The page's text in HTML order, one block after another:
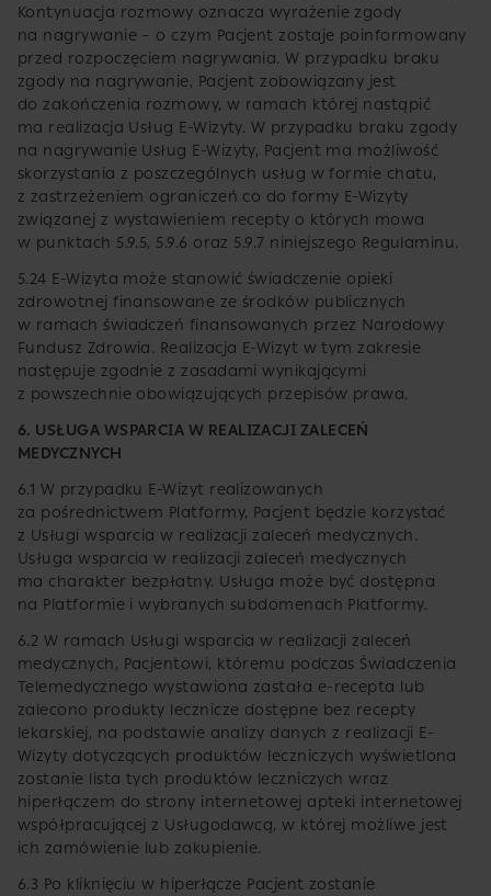
Kontynuacja rozmowy oznacza wyrażenie zgody
na nagrywanie – o czym Pacjent zostaje poinformowany
przed rozpoczęciem nagrywania. W przypadku braku
zgody na nagrywanie, Pacjent zobowiązany jest
do zakończenia rozmowy, w ramach której nastąpić
ma realizacja Usług E-Wizyty. W przypadku braku zgody
na nagrywanie Usług E-Wizyty, Pacjent ma możliwość
skorzystania z poszczególnych usług w formie chatu,
z zastrzeżeniem ograniczeń co do formy E-Wizyty
związanej z wystawieniem recepty o których mowa
w punktach 5.9.5, 5.9.6 oraz 5.9.7 niniejszego Regulaminu.
5.24 E-Wizyta może stanowić świadczenie opieki
zdrowotnej finansowane ze środków publicznych
w ramach świadczeń finansowanych przez Narodowy
Fundusz Zdrowia. Realizacja E-Wizyt w tym zakresie
następuje zgodnie z zasadami wynikającymi
z powszechnie obowiązujących przepisów prawa.
6. USŁUGA WSPARCIA W REALIZACJI ZALECEŃ
MEDYCZNYCH
6.1 W przypadku E-Wizyt realizowanych
za pośrednictwem Platformy, Pacjent będzie korzystać
z Usługi wsparcia w realizacji zaleceń medycznych.
Usługa wsparcia w realizacji zaleceń medycznych
ma charakter bezpłatny. Usługa może być dostępna
na Platformie i wybranych subdomenach Platformy.
6.2 W ramach Usługi wsparcia w realizacji zaleceń
medycznych, Pacjentowi, któremu podczas Świadczenia
Telemedycznego wystawiona zastała e-recepta lub
zalecono produkty lecznicze dostępne bez recepty
lekarskiej, na podstawie analizy danych z realizacji E-
Wizyty dotyczących produktów leczniczych wyświetlona
zostanie lista tych produktów leczniczych wraz
hiperłączem do strony internetowej apteki internetowej
współpracującej z Usługodawcą, w której możliwe jest
ich zamówienie lub zakupienie.
6.3 Po kliknięciu w hiperłącze Pacjent zostanie